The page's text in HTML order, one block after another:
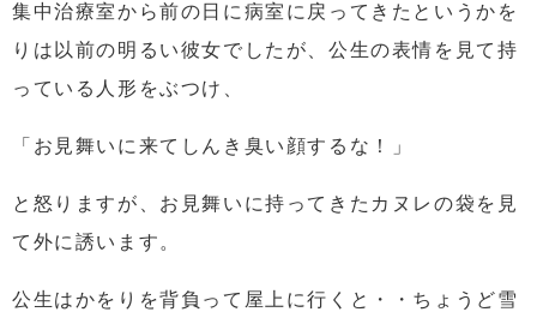
集中治療室から前の日に病室に戻ってきたというかを
りは以前の明るい彼女でしたが、公生の表情を見て持
っている人形をぶつけ、
「お見舞いに来てしんき臭い顔するな！」
と怒りますが、お見舞いに持ってきたカヌレの袋を見
て外に誘います。
公生はかをりを背負って屋上に行くと・・ ちょうど雪